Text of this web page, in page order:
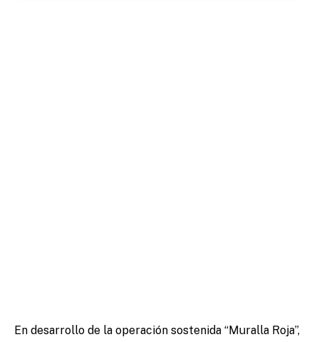
En desarrollo de la operación sostenida “Muralla Roja”,